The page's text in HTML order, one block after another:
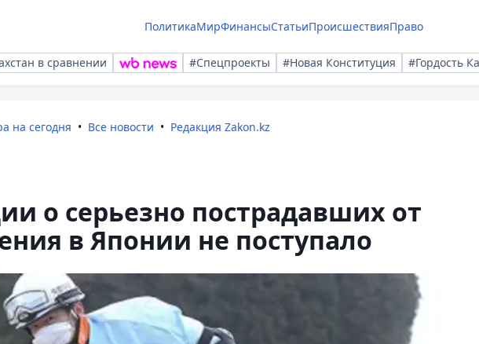
ПолитикаМирФинансыСтатьиПроисшествияПраво
в сравнении #Спецпроекты #Новая Конституция #Гордость
на сегодня Все новости Редакция Zakon.kz
о серьезно пострадавших от
в Японии не поступало